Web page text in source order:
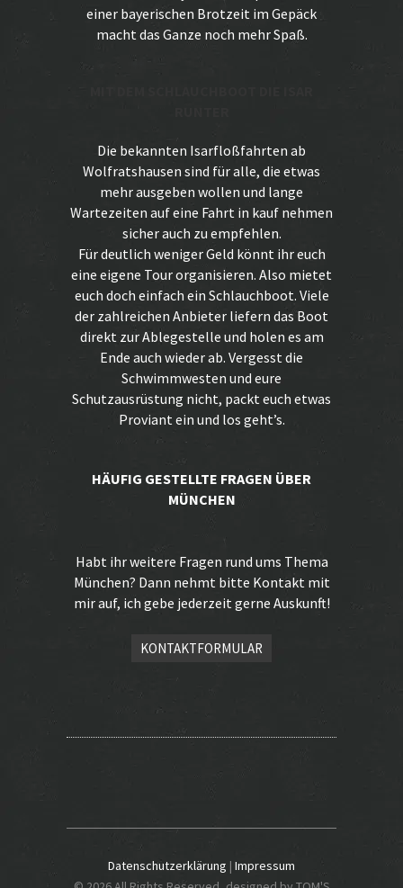
einer bayerischen Brotzeit im Gepäck
macht das Ganze noch mehr Spaß.
Die bekannten Isarfloßfahrten ab
Wolfratshausen sind für alle, die etwas
mehr ausgeben wollen und lange
Wartezeiten auf eine Fahrt in kauf nehmen
sicher auch zu empfehlen.
Für deutlich weniger Geld könnt ihr euch
eine eigene Tour organisieren. Also mietet
euch doch einfach ein Schlauchboot. Viele
der zahlreichen Anbieter liefern das Boot
direkt zur Ablegestelle und holen es am
Ende auch wieder ab. Vergesst die
Schwimmwesten und eure
Schutzausrüstung nicht, packt euch etwas
Proviant ein und los geht’s.
HÄUFIG GESTELLTE FRAGEN ÜBER
MÜNCHEN
Habt ihr weitere Fragen rund ums Thema
München? Dann nehmt bitte Kontakt mit
mir auf, ich gebe jederzeit gerne Auskunft!
KONTAKTFORMULAR
Datenschutzerklärung | Impressum